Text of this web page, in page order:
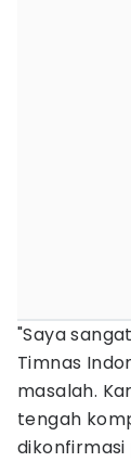
"Saya
Timnas
masalah.
tengah